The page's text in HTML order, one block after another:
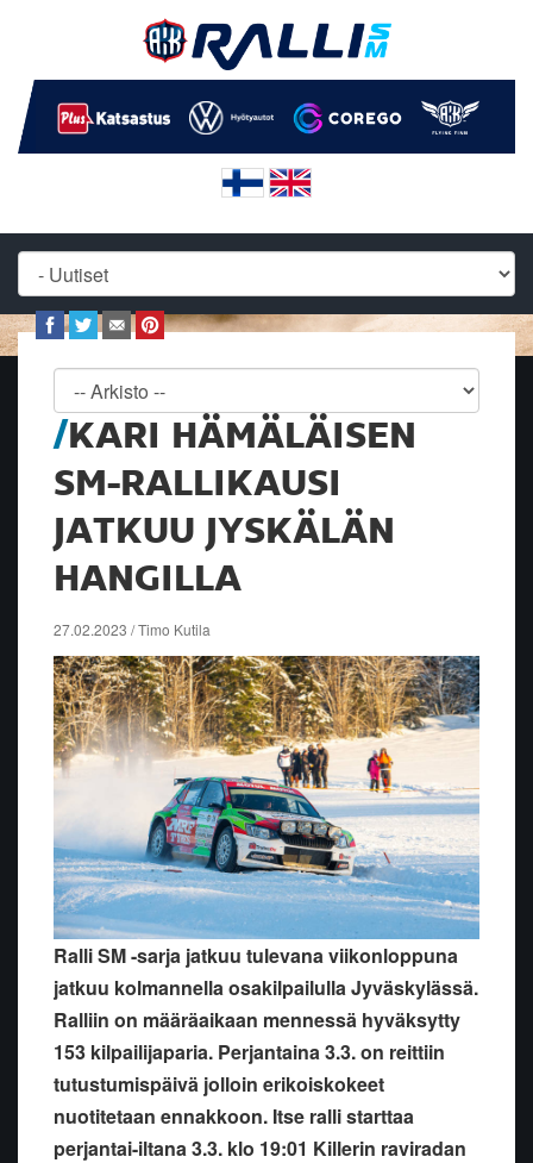
KARI HÄMÄLÄISEN
SM-RALLIKAUSI
JATKUU JYSKÄLÄN
HANGILLA
27.02.2023 / Timo Kutila
Ralli SM -sarja jatkuu tulevana viikonloppuna
jatkuu kolmannella osakilpailulla Jyväskylässä.
Ralliin on määräaikaan mennessä hyväksytty
153 kilpailijaparia. Perjantaina 3.3. on reittiin
tutustumispäivä jolloin erikoiskokeet
nuotitetaan ennakkoon. Itse ralli starttaa
perjantai-iltana 3.3. klo 19:01 Killerin raviradan